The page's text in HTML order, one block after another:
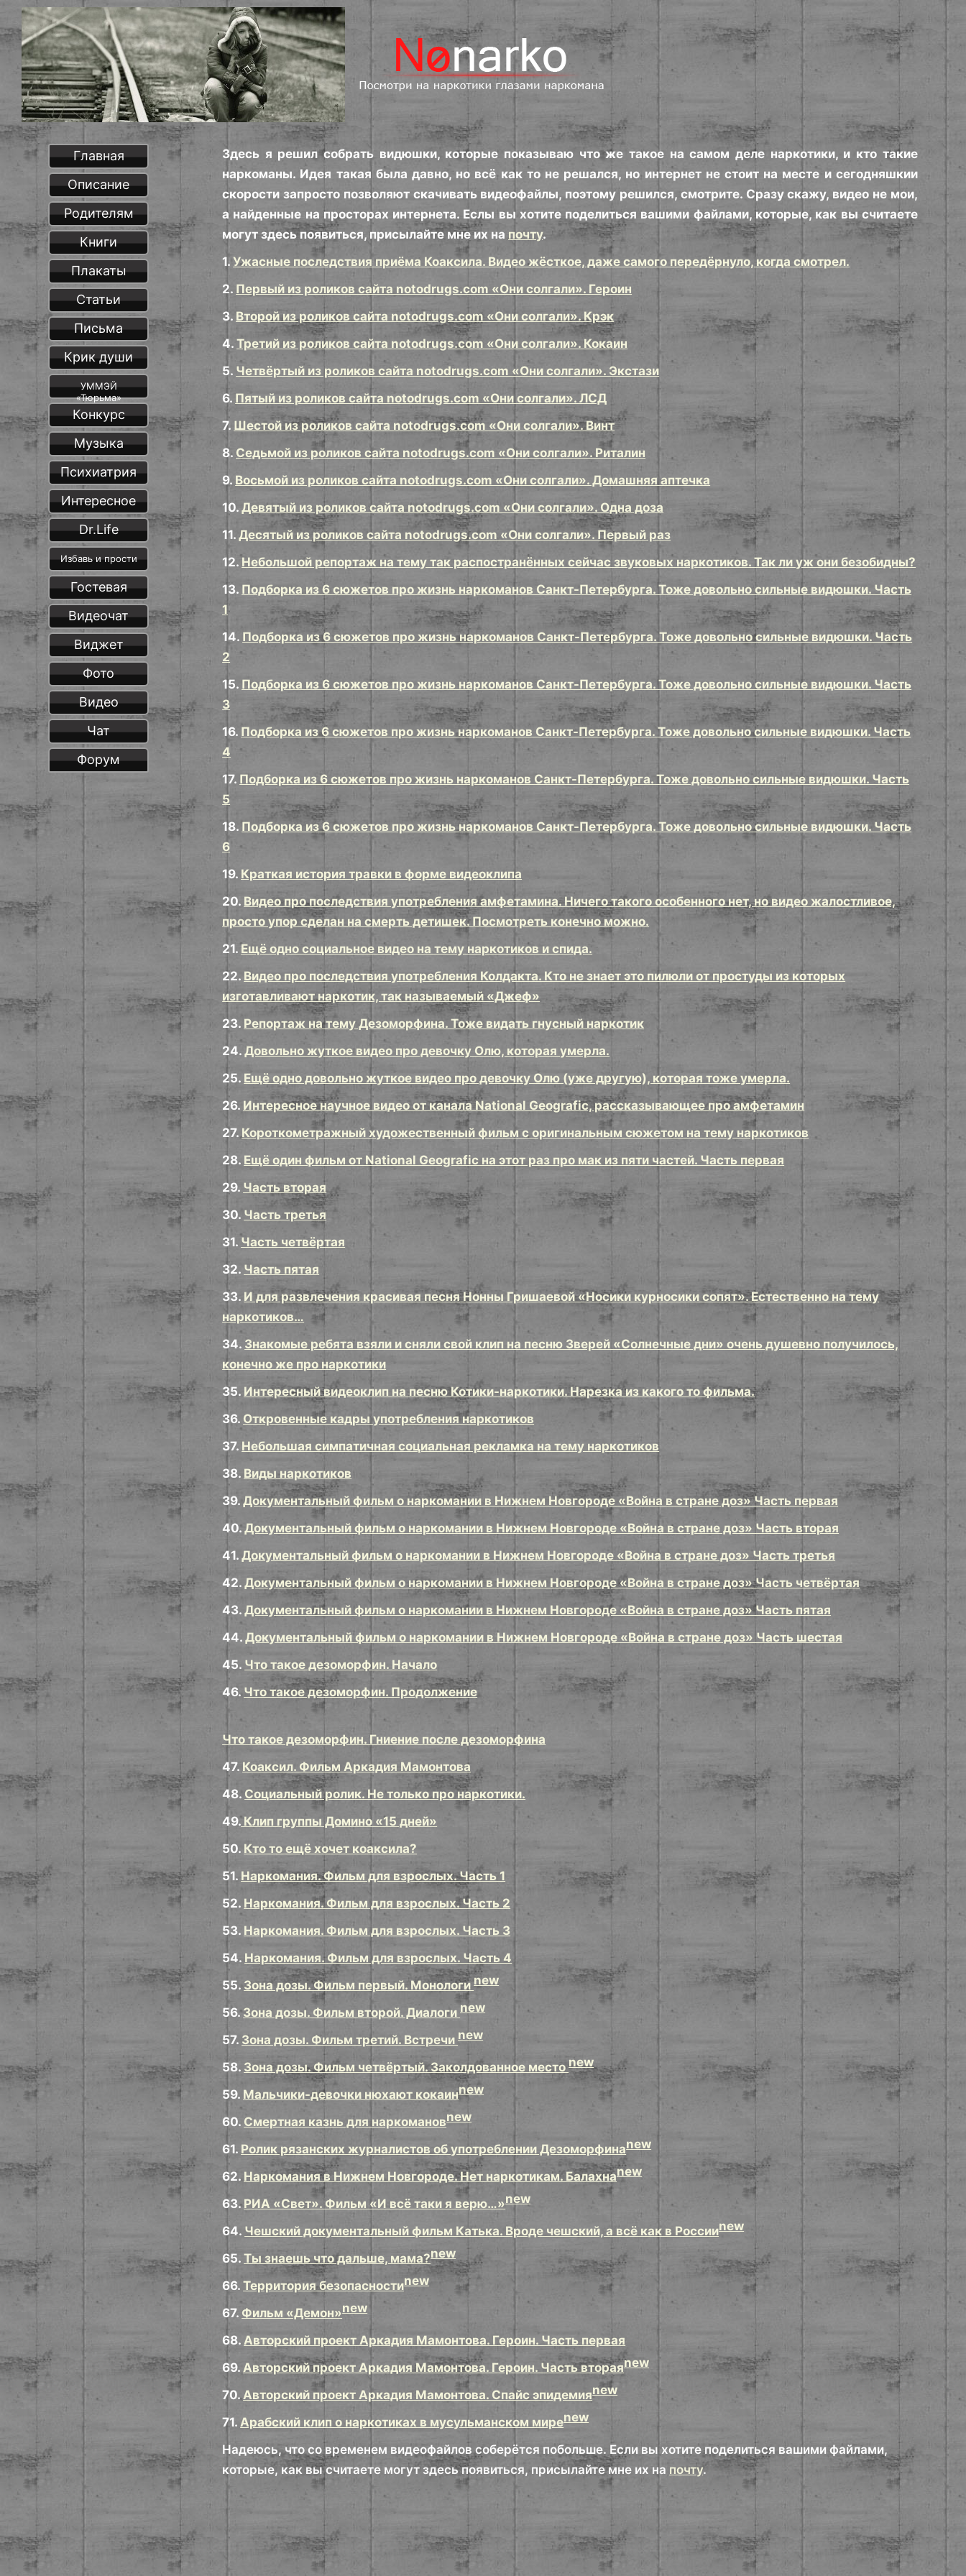
Здесь я решил собрать видюшки, которые показываю что же такое на самом деле наркотики, и кто такие
наркоманы. Идея такая была давно, но всё как то не решался, но интернет не стоит на месте и сегодняшкии
скорости запросто позволяют скачивать видеофайлы, поэтому решился, смотрите. Сразу скажу, видео не мои,
а найденные на просторах интернета. Еслы вы хотите поделиться вашими файлами, которые, как вы считаете
могут здесь появиться, присылайте мне их на почту.
1.Ужасные последствия приёма Коаксила. Видео жёсткое, даже самого передёрнуло, когда смотрел.
2. Первый из роликов сайта notodrugs.com «Они солгали». Героин
3. Второй из роликов сайта notodrugs.com «Они солгали». Крэк
4.Третий из роликов сайта notodrugs.com «Они солгали». Кокаин
5. Четвёртый из роликов сайта notodrugs.com «Они солгали». Экстази
6. Пятый из роликов сайта notodrugs.com «Они солгали». ЛСД
7. Шестой из роликов сайта notodrugs.com «Они солгали». Винт
8. Седьмой из роликов сайта notodrugs.com «Они солгали». Риталин
9. Восьмой из роликов сайта notodrugs.com «Они солгали». Домашняя аптечка
10.Девятый из роликов сайта notodrugs.com «Они солгали». Одна доза
11.Десятый из роликов сайта notodrugs.com «Они солгали». Первый раз
12. Небольшой репортаж на тему так распостранённых сейчас звуковых наркотиков. Так ли уж они безобидны?
13. Подборка из 6 сюжетов про жизнь наркоманов Санкт-Петербурга. Тоже довольно сильные видюшки. Часть
1
14. Подборка из 6 сюжетов про жизнь наркоманов Санкт-Петербурга. Тоже довольно сильные видюшки. Часть
2
15. Подборка из 6 сюжетов про жизнь наркоманов Санкт-Петербурга. Тоже довольно сильные видюшки. Часть
3
16. Подборка из 6 сюжетов про жизнь наркоманов Санкт-Петербурга. Тоже довольно сильные видюшки. Часть
4
17. Подборка из 6 сюжетов про жизнь наркоманов Санкт-Петербурга. Тоже довольно сильные видюшки. Часть
5
18. Подборка из 6 сюжетов про жизнь наркоманов Санкт-Петербурга. Тоже довольно сильные видюшки. Часть
6
19. Краткая история травки в форме видеоклипа
20. Видео про последствия употребления амфетамина. Ничего такого особенного нет, но видео жалостливое,
просто упор сделан на смерть детишек. Посмотреть конечно можно.
21.Ещё одно социальное видео на тему наркотиков и спида.
22. Видео про последствия употребления Колдакта. Кто не знает это пилюли от простуды из которых
изготавливают наркотик, так называемый «Джеф»
23. Репортаж на тему Дезоморфина. Тоже видать гнусный наркотик
24.Довольно жуткое видео про девочку Олю, которая умерла.
25. Ещё одно довольно жуткое видео про девочку Олю (уже другую), которая тоже умерла.
26. Интересное научное видео от канала National Geografic, рассказывающее про амфетамин
27.Короткометражный художественный фильм с оригинальным сюжетом на тему наркотиков
28. Ещё один фильм от National Geografic на этот раз про мак из пяти частей. Часть первая
29. Часть вторая
30. Часть третья
31. Часть четвёртая
32. Часть пятая
33. И для развлечения красивая песня Нонны Гришаевой «Носики курносики сопят». Естественно на тему
наркотиков…
34. Знакомые ребята взяли и сняли свой клип на песню Зверей «Солнечные дни» очень душевно получилось,
конечно же про наркотики
35. Интересный видеоклип на песню Котики-наркотики. Нарезка из какого то фильма.
36. Откровенные кадры употребления наркотиков
37. Небольшая симпатичная социальная рекламка на тему наркотиков
38. Виды наркотиков
39.Документальный фильм о наркомании в Нижнем Новгороде «Война в стране доз» Часть первая
40.Документальный фильм о наркомании в Нижнем Новгороде «Война в стране доз» Часть вторая
41.Документальный фильм о наркомании в Нижнем Новгороде «Война в стране доз» Часть третья
42.Документальный фильм о наркомании в Нижнем Новгороде «Война в стране доз» Часть четвёртая
43.Документальный фильм о наркомании в Нижнем Новгороде «Война в стране доз» Часть пятая
44.Документальный фильм о наркомании в Нижнем Новгороде «Война в стране доз» Часть шестая
45. Что такое дезоморфин. Начало
46.Что такое дезоморфин. Продолжение
Что такое дезоморфин. Гниение после дезоморфина
47. Коаксил. Фильм Аркадия Мамонтова
48. Социальный ролик. Не только про наркотики.
49.Клип группы Домино «15 дней»
50. Кто то ещё хочет коаксила?
51. Наркомания. Фильм для взрослых. Часть 1
52. Наркомания. Фильм для взрослых. Часть 2
53. Наркомания. Фильм для взрослых. Часть 3
54. Наркомания. Фильм для взрослых. Часть 4
55.Зона дозы. Фильм первый. Монологиnew
56.Зона дозы. Фильм второй. Диалогиnew
57. Зона дозы. Фильм третий. Встречиnew
58. Зона дозы. Фильм четвёртый. Заколдованное местоnew
59. Мальчики-девочки нюхают кокаинnew
60. Смертная казнь для наркомановnew
61. Ролик рязанских журналистов об употреблении Дезоморфинаnew
62.Наркомания в Нижнем Новгороде. Нет наркотикам. Балахнаnew
63. РИА «Свет». Фильм «И всё таки я верю…»new
64. Чешский документальный фильм Катька. Вроде чешский, а всё как в Россииnew
65.Ты знаешь что дальше, мама?new
66.Территория безопасностиnew
67. Фильм «Демон»new
68.Авторский проект Аркадия Мамонтова. Героин. Часть первая
69.Авторский проект Аркадия Мамонтова. Героин. Часть втораяnew
70.Авторский проект Аркадия Мамонтова. Спайс эпидемияnew
71.Арабский клип о наркотиках в мусульманском миреnew
Надеюсь, что со временем видеофайлов соберётся побольше. Если вы хотите поделиться вашими файлами,
которые, как вы считаете могут здесь появиться, присылайте мне их на почту.
Главная
Описание
Родителям
Книги
Плакаты
Статьи
Письма
Крик души
УММЭЙ
«Тюрьма»
Конкурс
Музыка
Психиатрия
Интересное
Dr.Life
Избавь и прости
Гостевая
Видеочат
Виджет
Фото
Видео
Чат
Форум